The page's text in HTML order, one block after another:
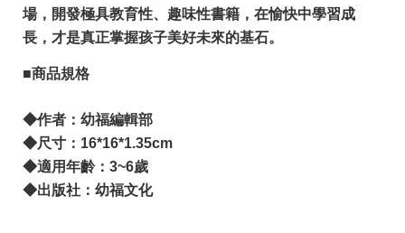
場，開發極具教育性、趣味性書籍，在愉快中學習成
長，才是真正掌握孩子美好未來的基石。
■商品規格
◆作者：幼福編輯部
◆尺寸：16*16*1.35cm
◆適用年齡：3~6歲
◆出版社：幼福文化